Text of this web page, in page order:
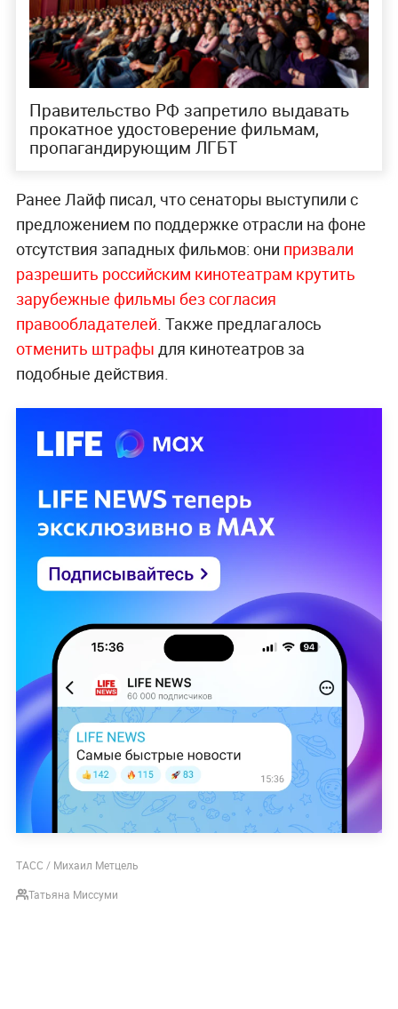
Правительство РФ запретило выдавать
прокатное удостоверение фильмам,
пропагандирующим ЛГБТ
Ранее Лайф писал, что сенаторы выступили с
предложением по поддержке отрасли на фоне
отсутствия западных фильмов: они призвали
разрешить российским кинотеатрам крутить
зарубежные фильмы без согласия
правообладателей. Также предлагалось
отменить штрафы для кинотеатров за
подобные действия.
ТАСС / Михаил Метцель
Татьяна Миссуми